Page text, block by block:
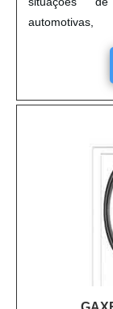
construção
profissional
qualquer
diferencial é a